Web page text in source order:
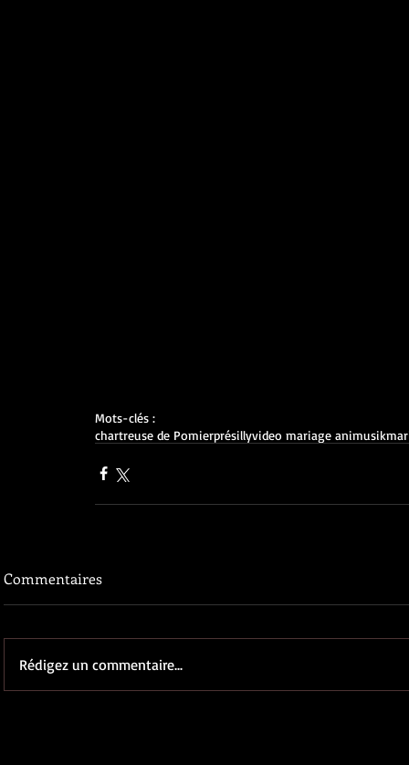
Mots-clés :
chartreuse de Pomierprésillyvideo mariage animusik
Commentaires
Rédigez un commentaire...